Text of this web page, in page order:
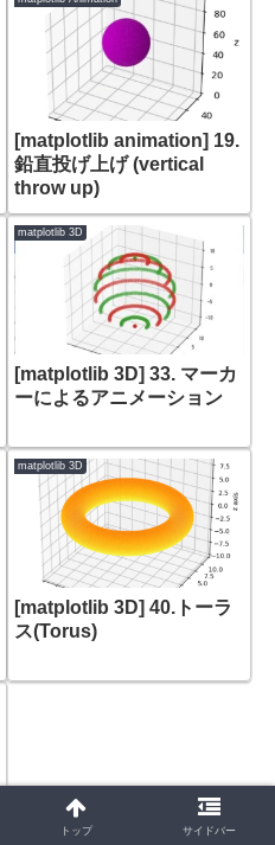
[matplotlib animation] 19.
鉛直投げ上げ (vertical
throw up)
matplotlib 3D
[matplotlib 3D] 33. マーカ
ーによるアニメーション
matplotlib 3D
[matplotlib 3D] 40.トーラ
ス(Torus)
トップ サイドバー